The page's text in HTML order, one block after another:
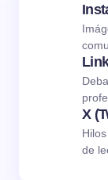
X
de